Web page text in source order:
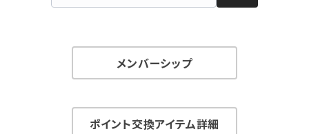
メンバーシップ
ポイント交換アイテム詳細